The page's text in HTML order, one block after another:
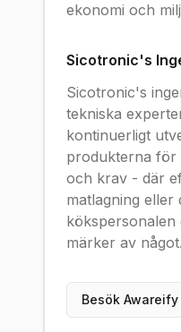
ekonomi och
Sicotronic's
Sicotronic's
tekniska
kontinuerligt
produkterna för
och krav - där
matlagning
kökspersonalen
märker av något.
Besök Awareify